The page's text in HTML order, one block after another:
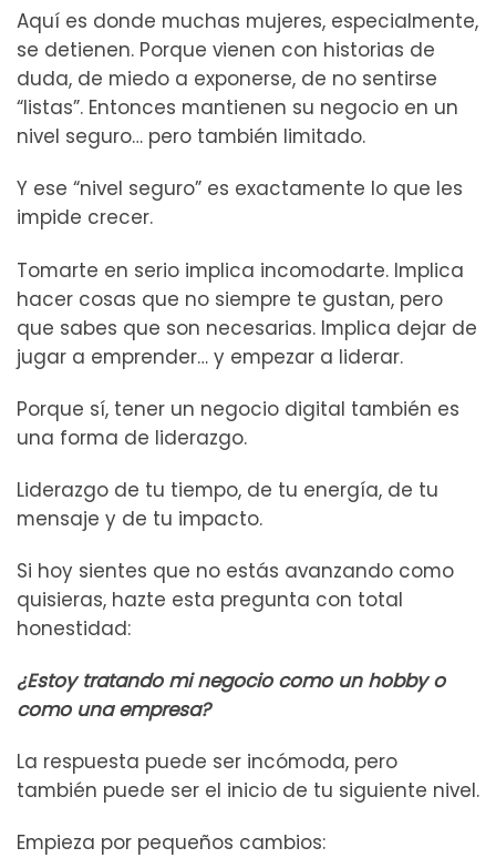
Aquí es donde muchas mujeres, especialmente,
se detienen. Porque vienen con historias de
duda, de miedo a exponerse, de no sentirse
“listas”. Entonces mantienen su negocio en un
nivel seguro… pero también limitado.
Y ese “nivel seguro” es exactamente lo que les
impide crecer.
Tomarte en serio implica incomodarte. Implica
hacer cosas que no siempre te gustan, pero
que sabes que son necesarias. Implica dejar de
jugar a emprender… y empezar a liderar.
Porque sí, tener un negocio digital también es
una forma de liderazgo.
Liderazgo de tu tiempo, de tu energía, de tu
mensaje y de tu impacto.
Si hoy sientes que no estás avanzando como
quisieras, hazte esta pregunta con total
honestidad:
¿Estoy tratando mi negocio como un hobby o
como una empresa?
La respuesta puede ser incómoda, pero
también puede ser el inicio de tu siguiente nivel.
Empieza por pequeños cambios: